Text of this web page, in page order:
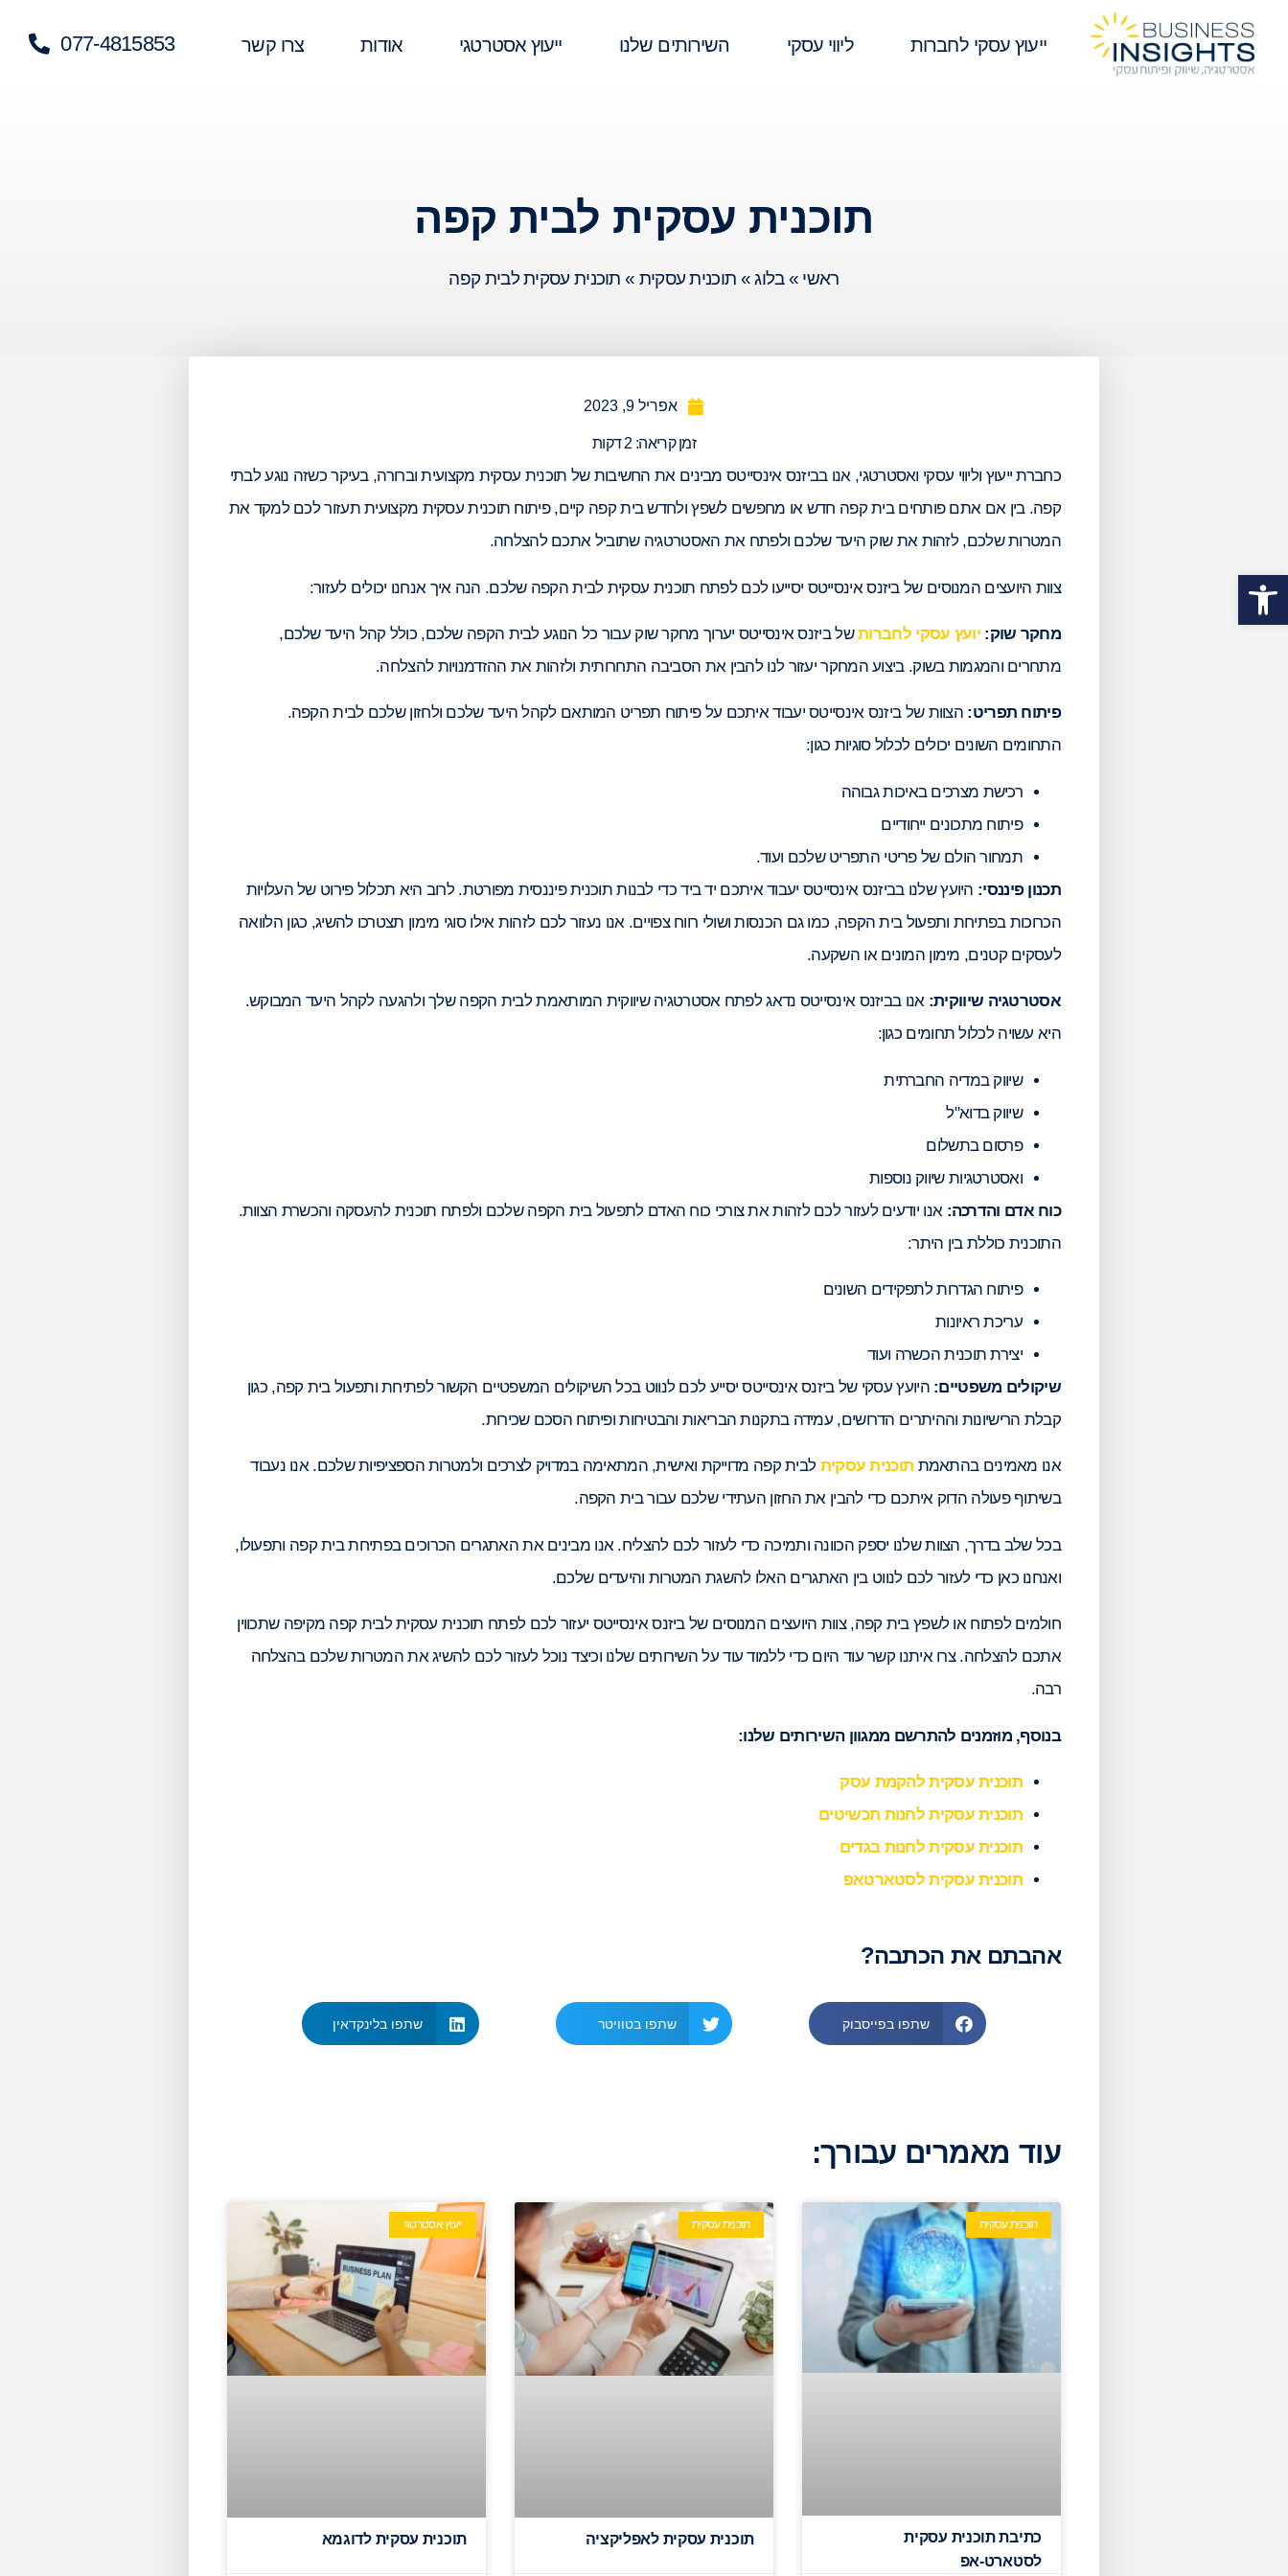
ייעוץ עסקי לחברות ליווי עסקי השירותים שלנו ייעוץ אסטרטגי אודות צרו קשר 077-4815853
תוכנית עסקית לבית קפה
ראשי »בלוג» תוכנית עסקית » תוכנית עסקית לבית קפה
אפריל 9, 2023
זמן קריאה: 2 דקות
כחברת ייעוץ וליווי עסקי ואסטרטגי, אנו בביזנס אינסייטס מבינים את החשיבות של תוכנית עסקית מקצועית וברורה, בעיקר כשזה נוגע לבתי
קפה. בין אם אתם פותחים בית קפה חדש או מחפשים לשפץ ולחדש בית קפה קיים, פיתוח תוכנית עסקית מקצועית תעזור לכם למקד את
המטרות שלכם, לזהות את שוק היעד שלכם ולפתח את האסטרטגיה שתוביל אתכם להצלחה.
צוות היועצים המנוסים של ביזנס אינסייטס יסייעו לכם לפתח תוכנית עסקית לבית הקפה שלכם. הנה איך אנחנו יכולים לעזור:
מחקר שוק: יועץ עסקי לחברותשל ביזנס אינסייטס יערוך מחקר שוק עבור כל הנוגע לבית הקפה שלכם, כולל קהל היעד שלכם,
מתחרים והמגמות בשוק. ביצוע המחקר יעזור לנו להבין את הסביבה התחרותית ולזהות את ההזדמנויות להצלחה.
פיתוח תפריט: הצוות של ביזנס אינסייטס יעבוד איתכם על פיתוח תפריט המותאם לקהל היעד שלכם ולחזון שלכם לבית הקפה.
התחומים השונים יכולים לכלול סוגיות כגון:
רכישת מצרכים באיכות גבוהה
פיתוח מתכונים ייחודיים
תמחור הולם של פריטי התפריט שלכם ועוד.
תכנון פיננסי: היועץ שלנו בביזנס אינסייטס יעבוד איתכם יד ביד כדי לבנות תוכנית פיננסית מפורטת. לרוב היא תכלול פירוט של העלויות
הכרוכות בפתיחת ותפעול בית הקפה, כמו גם הכנסות ושולי רווח צפויים. אנו נעזור לכם לזהות אילו סוגי מימון תצטרכו להשיג, כגון הלוואה
לעסקים קטנים, מימון המונים או השקעה.
אסטרטגיה שיווקית: אנו בביזנס אינסייטס נדאג לפתח אסטרטגיה שיווקית המותאמת לבית הקפה שלך ולהגעה לקהל היעד המבוקש.
היא עשויה לכלול תחומים כגון:
שיווק במדיה החברתית
שיווק בדוא"ל
פרסום בתשלום
ואסטרטגיות שיווק נוספות
כוח אדם והדרכה: אנו יודעים לעזור לכם לזהות את צורכי כוח האדם לתפעול בית הקפה שלכם ולפתח תוכנית להעסקה והכשרת הצוות.
התוכנית כוללת בין היתר:
פיתוח הגדרות לתפקידים השונים
עריכת ראיונות
יצירת תוכנית הכשרה ועוד
שיקולים משפטיים: היועץ עסקי של ביזנס אינסייטס יסייע לכם לנווט בכל השיקולים המשפטיים הקשור לפתיחת ותפעול בית קפה, כגון
קבלת הרישיונות וההיתרים הדרושים, עמידה בתקנות הבריאות והבטיחות ופיתוח הסכם שכירות.
אנו מאמינים בהתאמת תוכנית עסקית לבית קפה מדוייקת ואישית, המתאימה במדויק לצרכים ולמטרות הספציפיות שלכם. אנו נעבוד
בשיתוף פעולה הדוק איתכם כדי להבין את החזון העתידי שלכם עבור בית הקפה.
בכל שלב בדרך, הצוות שלנו יספק הכוונה ותמיכה כדי לעזור לכם להצליח. אנו מבינים את האתגרים הכרוכים בפתיחת בית קפה ותפעולו,
ואנחנו כאן כדי לעזור לכם לנווט בין האתגרים האלו להשגת המטרות והיעדים שלכם.
חולמים לפתוח או לשפץ בית קפה, צוות היועצים המנוסים של ביזנס אינסייטס יעזור לכם לפתח תוכנית עסקית לבית קפה מקיפה שתכווין
אתכם להצלחה. צרו איתנו קשר עוד היום כדי ללמוד עוד על השירותים שלנו וכיצד נוכל לעזור לכם להשיג את המטרות שלכם בהצלחה
רבה.
בנוסף, מוזמנים להתרשם ממגוון השירותים שלנו:
תוכנית עסקית להקמת עסק
תוכנית עסקית לחנות תכשיטים
תוכנית עסקית לחנות בגדים
תוכנית עסקית לסטארטאפ
אהבתם את הכתבה?
שתפו בפייסבוק שתפו בטוויטר שתפו בלינקדאין
עוד מאמרים עבורך:
תוכנית עסקית
כתיבת תוכנית עסקית
לסטארט-אפ
תוכנית עסקית
תוכנית עסקית לאפליקציה
ייעוץ אסטרטגי
תוכנית עסקית לדוגמא
פתח סרגל נגישות